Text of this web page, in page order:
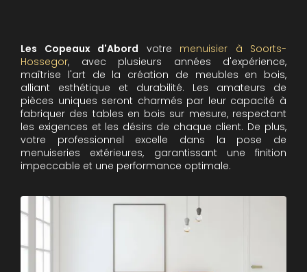
Les Copeaux d'Abord votre menuisier à Soorts-
Hossegor, avec plusieurs années d'expérience,
maîtrise l'art de la création de meubles en bois,
alliant esthétique et durabilité. Les amateurs de
pièces uniques seront charmés par leur capacité à
fabriquer des tables en bois sur mesure, respectant
les exigences et les désirs de chaque client. De plus,
votre professionnel excelle dans la pose de
menuiseries extérieures, garantissant une finition
impeccable et une performance optimale.